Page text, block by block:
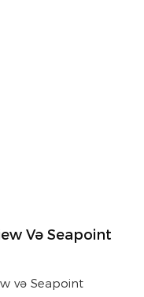
Və Seapoint
və Seapoint